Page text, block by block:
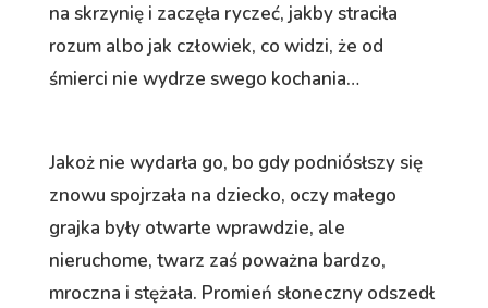
na skrzynię i zaczęła ryczeć, jakby straciła
rozum albo jak człowiek, co widzi, że od
śmierci nie wydrze swego kochania…
Jakoż nie wydarła go, bo gdy podniósłszy się
znowu spojrzała na dziecko, oczy małego
grajka były otwarte wprawdzie, ale
nieruchome, twarz zaś poważna bardzo,
mroczna i stężała. Promień słoneczny odszedł